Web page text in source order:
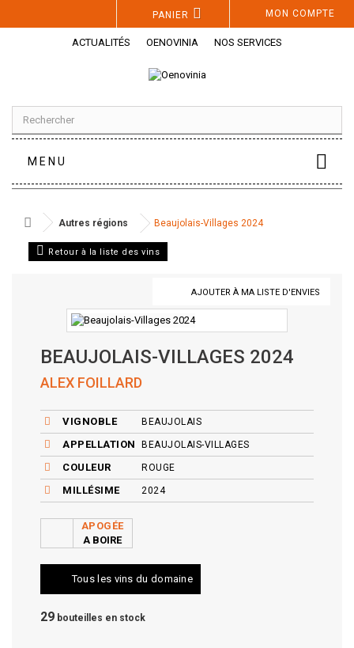
MON COMPTE
PANIER
ACTUALITÉS OENOVINIA NOS SERVICES
MENU
Autres régions Beaujolais-Villages 2024
AJOUTER À MA LISTE D'ENVIES
Retour à la liste des vins
BEAUJOLAIS-VILLAGES 2024
ALEX FOILLARD
VIGNOBLE BEAUJOLAIS
APPELLATION BEAUJOLAIS-VILLAGES
COULEUR ROUGE
MILLÉSIME 2024
APOGÉE
A BOIRE
Tous les vins du domaine
29 bouteilles en stock